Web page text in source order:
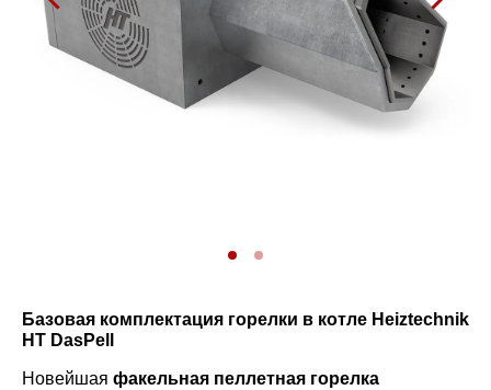
Базовая комплектация горелки в котле Heiztechnik
HT DasPell
Новейшая факельная пеллетная горелка